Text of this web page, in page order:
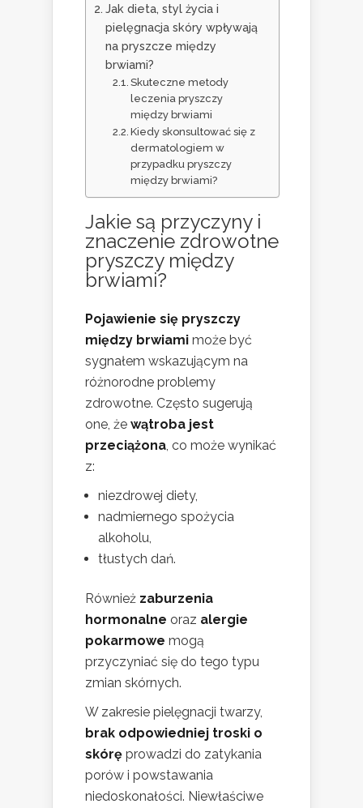
Jak dieta, styl życia i
pielęgnacja skóry wpływają
na pryszcze między
brwiami?
Skuteczne metody
leczenia pryszczy
między brwiami
Kiedy skonsultować się z
dermatologiem w
przypadku pryszczy
między brwiami?
Jakie są przyczyny i
znaczenie zdrowotne
pryszczy między
brwiami?
Pojawienie się pryszczy
między brwiami może być
sygnałem wskazującym na
różnorodne problemy
zdrowotne. Często sugerują
one, że wątroba jest
przeciążona, co może wynikać
z:
niezdrowej diety,
nadmiernego spożycia
alkoholu,
tłustych dań.
Również zaburzenia
hormonalne oraz alergie
pokarmowe mogą
przyczyniać się do tego typu
zmian skórnych.
W zakresie pielęgnacji twarzy,
brak odpowiedniej troski o
skórę prowadzi do zatykania
porów i powstawania
niedoskonałości. Niewłaściwe